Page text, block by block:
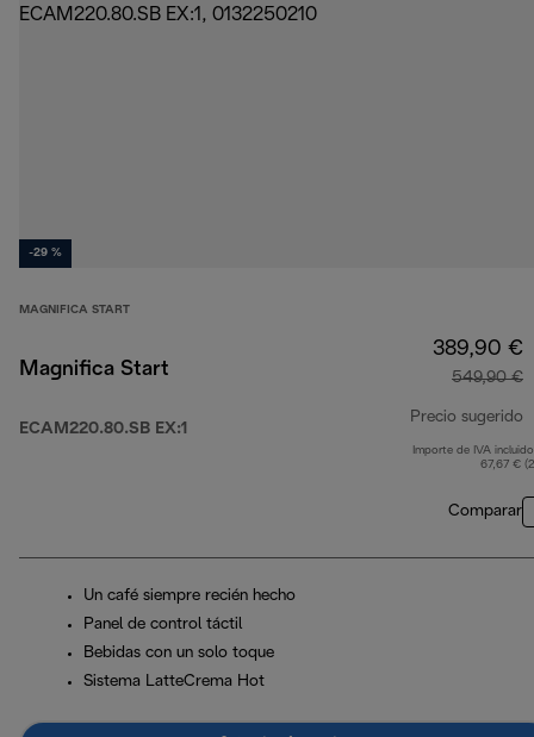
-29 %
MAGNIFICA START
Magnifica Start
ECAM220.80.SB EX:1
389,90 €
549,90 €
Precio sugerido
Importe de IVA
67,67 €
Comparar
Un café siempre recién hecho
Panel de control táctil
Bebidas con un solo toque
Sistema LatteCrema Hot